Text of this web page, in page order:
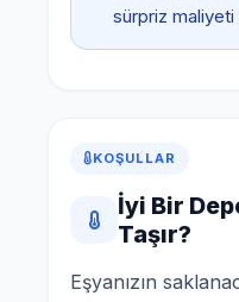
sürpriz maliyeti
KOŞULLAR
İyi Bir
Taşır?
Eşyanızın